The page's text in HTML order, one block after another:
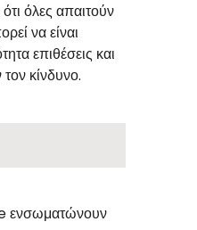
όλες απαιτούν
να είναι
επιθέσεις και
κίνδυνο.
ενσωματώνουν